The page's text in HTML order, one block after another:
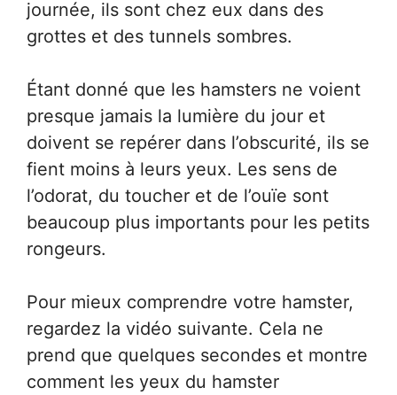
journée, ils sont chez eux dans des
grottes et des tunnels sombres.
Étant donné que les hamsters ne voient
presque jamais la lumière du jour et
doivent se repérer dans l’obscurité, ils se
fient moins à leurs yeux. Les sens de
l’odorat, du toucher et de l’ouïe sont
beaucoup plus importants pour les petits
rongeurs.
Pour mieux comprendre votre hamster,
regardez la vidéo suivante. Cela ne
prend que quelques secondes et montre
comment les yeux du hamster